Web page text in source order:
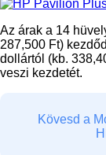
Az árak a 14
287,500 Ft)
dollártól (kb.
veszi kezdetét.
Kövesd a